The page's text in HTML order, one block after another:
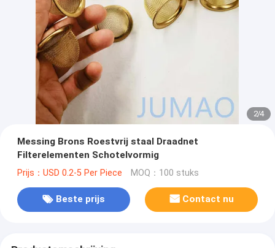
2/4
Messing Brons Roestvrij staal Draadnet
Filterelementen Schotelvormig
Prijs：USD 0.2-5 Per Piece MOQ：100 stuks
Beste prijs Contact nu